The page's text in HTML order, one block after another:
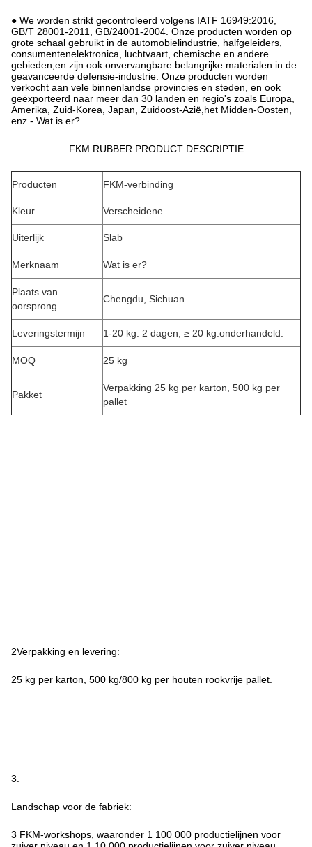
● We worden strikt gecontroleerd volgens IATF 16949:2016,
GB/T 28001-2011, GB/24001-2004. Onze producten worden op
grote schaal gebruikt in de automobielindustrie, halfgeleiders,
consumentenelektronica, luchtvaart, chemische en andere
gebieden,en zijn ook onvervangbare belangrijke materialen in de
geavanceerde defensie-industrie. Onze producten worden
verkocht aan vele binnenlandse provincies en steden, en ook
geëxporteerd naar meer dan 30 landen en regio's zoals Europa,
Amerika, Zuid-Korea, Japan, Zuidoost-Azië,het Midden-Oosten,
enz.- Wat is er?
FKM RUBBER PRODUCT DESCRIPTIE
Producten FKM-verbinding
Kleur Verscheidene
Uiterlijk Slab
Merknaam Wat is er?
Plaats van
oorsprong
Chengdu, Sichuan
Leveringstermijn 1-20 kg: 2 dagen; ≥ 20 kg:onderhandeld.
MOQ 25 kg
Pakket
Verpakking 25 kg per karton, 500 kg per
pallet
2Verpakking en levering:
25 kg per karton, 500 kg/800 kg per houten rookvrije pallet.